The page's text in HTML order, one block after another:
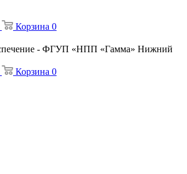
Корзина 0
- ФГУП «НПП «Гамма» Нижний
Корзина 0